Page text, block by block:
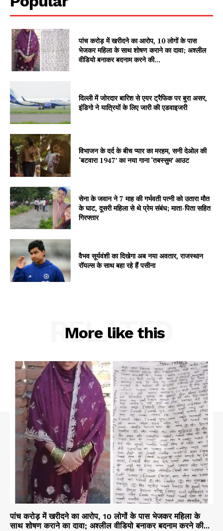
पांच करोड़ में खरीदने का आरोप, 10 लोगों के पास
भेजकर महिला के साथ शोषण कराने का दावा; अश्लील
वीडियो बनाकर बदनाम करने की...
दिल्ली में जोरदार बारिश से एयर ट्रैफिक पर बुरा असर,
इंडिगो ने यात्रियों के लिए जारी की एडवाइजरी
विभाजन के दर्द के बीच प्यार का मरहम, सनी देओल की
‘बटवारा 1947’ का नया गाना ‘तबस्सुम’ आउट
सेना के जवान ने 7 माह की गर्भवती पत्नी को उतारा मौत
के घाट, दूसरी महिला से थे प्रेम संबंध; माता-पिता सहित
गिरफ्तार
वैभव सूर्यवंशी का दिखेगा अब नया अवतार, राजस्थान
रॉयल्स के साथ बहा रहे हैं पसीना
More like this
RELATED
पांच करोड़ में खरीदने का आरोप, 10 लोगों के पास भेजकर महिला के
साथ शोषण कराने का दावा; अश्लील वीडियो बनाकर बदनाम करने की...